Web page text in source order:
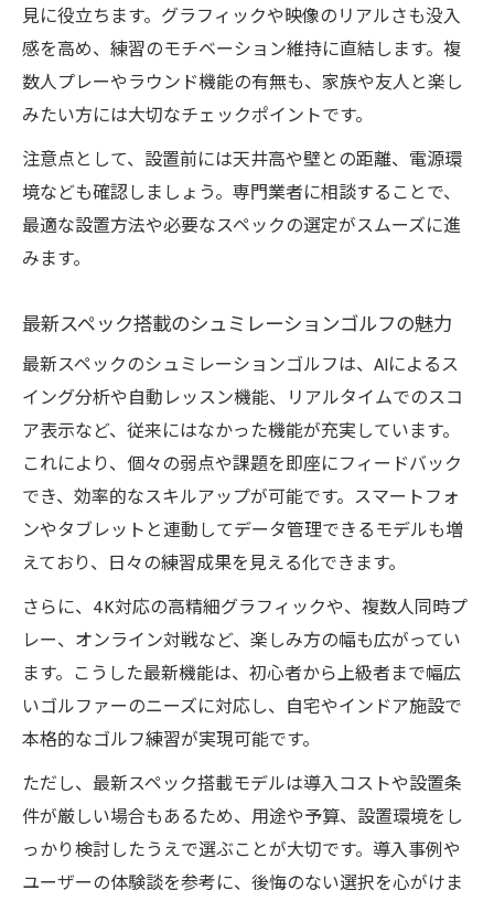
見に役立ちます。グラフィックや映像のリアルさも没入
感を高め、練習のモチベーション維持に直結します。複
数人プレーやラウンド機能の有無も、家族や友人と楽し
みたい方には大切なチェックポイントです。
注意点として、設置前には天井高や壁との距離、電源環
境なども確認しましょう。専門業者に相談することで、
最適な設置方法や必要なスペックの選定がスムーズに進
みます。
最新スペック搭載のシュミレーションゴルフの魅力
最新スペックのシュミレーションゴルフは、AIによるス
イング分析や自動レッスン機能、リアルタイムでのスコ
ア表示など、従来にはなかった機能が充実しています。
これにより、個々の弱点や課題を即座にフィードバック
でき、効率的なスキルアップが可能です。スマートフォ
ンやタブレットと連動してデータ管理できるモデルも増
えており、日々の練習成果を見える化できます。
さらに、4K対応の高精細グラフィックや、複数人同時プ
レー、オンライン対戦など、楽しみ方の幅も広がってい
ます。こうした最新機能は、初心者から上級者まで幅広
いゴルファーのニーズに対応し、自宅やインドア施設で
本格的なゴルフ練習が実現可能です。
ただし、最新スペック搭載モデルは導入コストや設置条
件が厳しい場合もあるため、用途や予算、設置環境をし
っかり検討したうえで選ぶことが大切です。導入事例や
ユーザーの体験談を参考に、後悔のない選択を心がけま